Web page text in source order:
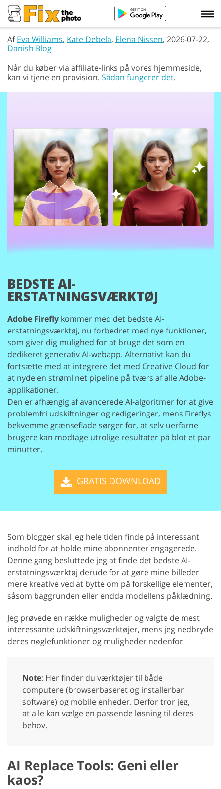
AfEva Williams, Kate Debela, Elena Nissen, 2026-07-22,
Danish Blog
Når du køber via affiliate-links på vores hjemmeside,
kan vi tjene en provision. Sådan fungerer det.
BEDSTE AI-
ERSTATNINGSVÆRKTØJ
Adobe Firefly kommer med det bedste AI-
erstatningsværktøj, nu forbedret med nye funktioner,
som giver dig mulighed for at bruge det som en
dedikeret generativ AI-webapp. Alternativt kan du
fortsætte med at integrere det med Creative Cloud for
at nyde en strømlinet pipeline på tværs af alle Adobe-
applikationer.
Den er afhængig af avancerede AI-algoritmer for at give
problemfri udskiftninger og redigeringer, mens Fireflys
bekvemme grænseflade sørger for, at selv uerfarne
brugere kan modtage utrolige resultater på blot et par
minutter.
GRATIS DOWNLOAD
Som blogger skal jeg hele tiden finde på interessant
indhold for at holde mine abonnenter engagerede.
Denne gang besluttede jeg at finde det bedste AI-
erstatningsværktøj derude for at gøre mine billeder
mere kreative ved at bytte om på forskellige elementer,
såsom baggrunden eller endda modellens påklædning.
Jeg prøvede en række muligheder og valgte de mest
interessante udskiftningsværktøjer, mens jeg nedbryde
deres nøglefunktioner og muligheder nedenfor.
Note: Her finder du værktøjer til både
computere (browserbaseret og installerbar
software) og mobile enheder. Derfor tror jeg,
at alle kan vælge en passende løsning til deres
behov.
AI Replace Tools: Geni eller
kaos?